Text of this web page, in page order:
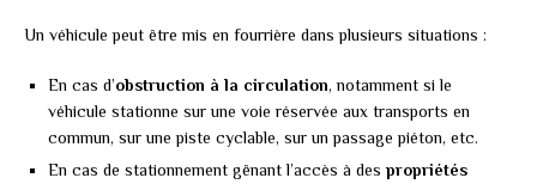
Un véhicule peut être mis en fourrière dans plusieurs situations :
En cas d’obstruction à la circulation, notamment si le
véhicule stationne sur une voie réservée aux transports en
commun, sur une piste cyclable, sur un passage piéton, etc.
En cas de stationnement gênant l’accès à des propriétés